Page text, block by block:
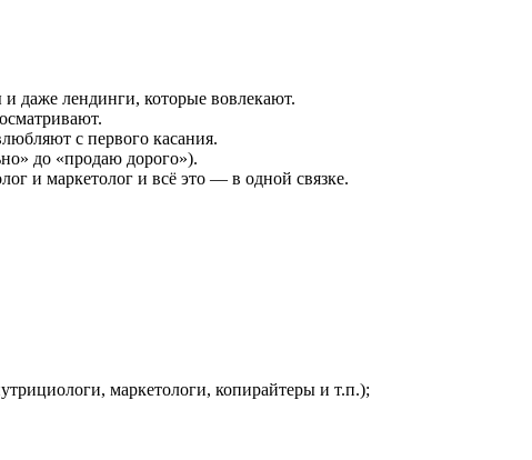
даже лендинги, которые вовлекают.
с первого касания.
до «продаю дорого»).
и маркетолог и всё это — в одной связке.
маркетологи, копирайтеры и т.п.);